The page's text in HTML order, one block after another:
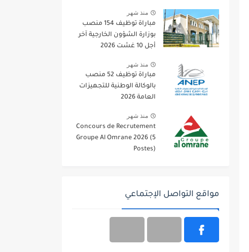
منذ شهر
مباراة توظيف 154 منصب
بوزارة الشؤون الخارجية آخر
أجل 10 غشت 2026
منذ شهر
مباراة توظيف 52 منصب
بالوكالة الوطنية للتجهيزات
العامة 2026
منذ شهر
Concours de Recrutement
Groupe Al Omrane 2026 (5
Postes)
مواقع التواصل الإجتماعي